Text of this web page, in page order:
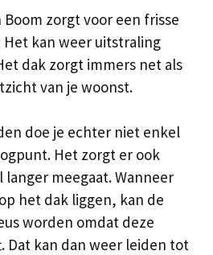
zorgt voor een frisse
Het kan weer uitstraling
dak zorgt immers net als
van je woonst.
doe je echter niet enkel
Het zorgt er ook
langer meegaat. Wanneer
het dak liggen, kan de
worden omdat deze
Dat kan dan weer leiden tot